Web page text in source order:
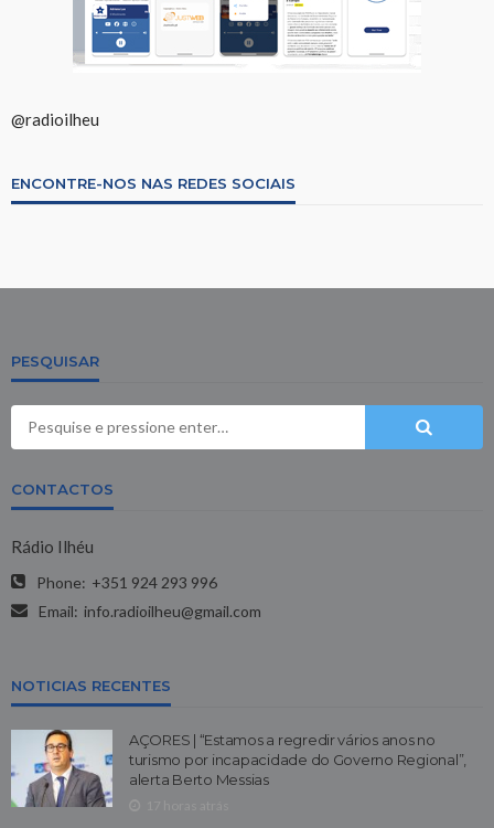
@radioilheu
ENCONTRE-NOS NAS REDES SOCIAIS
PESQUISAR
CONTACTOS
Rádio Ilhéu
Phone: +351 924 293 996
Email: info.radioilheu@gmail.com
NOTICIAS RECENTES
AÇORES | “Estamos a regredir vários anos no
turismo por incapacidade do Governo Regional”,
alerta Berto Messias